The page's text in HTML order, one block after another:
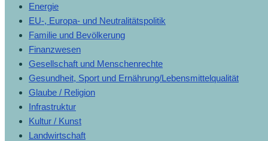
Energie
EU-, Europa- und Neutralitätspolitik
Familie und Bevölkerung
Finanzwesen
Gesellschaft und Menschenrechte
Gesundheit, Sport und Ernährung/Lebensmittelqualität
Glaube / Religion
Infrastruktur
Kultur / Kunst
Landwirtschaft